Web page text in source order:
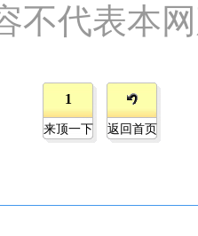
不代表本
1
来顶一下 返回首页